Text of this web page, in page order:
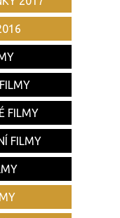
FILMY
FILMY